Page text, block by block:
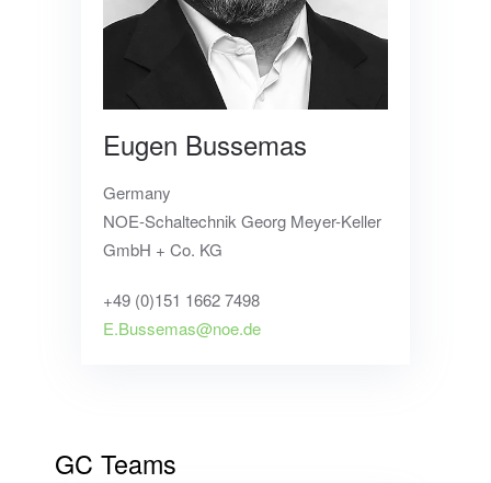
Eugen Bussemas
Germany
NOE-Schaltechnik Georg Meyer-Keller
GmbH + Co. KG
+49 (0)151 1662 7498
E.Bussemas@noe.de
GC Teams